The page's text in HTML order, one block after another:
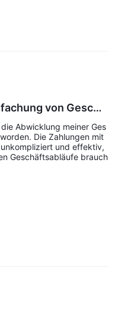
von Geschä
am selben Tag
Abwicklung meiner Ges
Die Zahlungen mit
und effektiv,
Geschäftsabläufe brauch